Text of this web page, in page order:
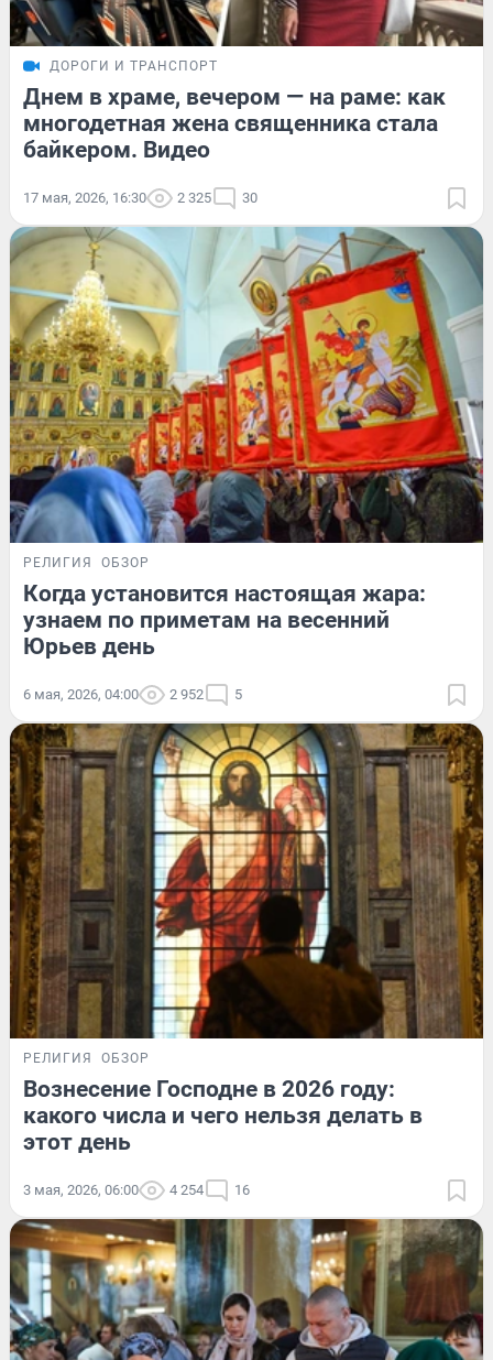
ДОРОГИ И ТРАНСПОРТ
Днем в храме, вечером — на раме: как
многодетная жена священника стала
байкером. Видео
17 мая, 2026, 16:30 2 325 30
РЕЛИГИЯ ОБЗОР
Когда установится настоящая жара:
узнаем по приметам на весенний
Юрьев день
6 мая, 2026, 04:00 2 952 5
РЕЛИГИЯ ОБЗОР
Вознесение Господне в 2026 году:
какого числа и чего нельзя делать в
этот день
3 мая, 2026, 06:00 4 254 16